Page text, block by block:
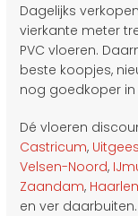
Dagelijks
vierkante meter
PVC vloeren.
beste koopjes,
nog goedkoper
Dé vloeren
Castricum,
Velsen-Noord,
Zaandam,
en ver daarbuiten.